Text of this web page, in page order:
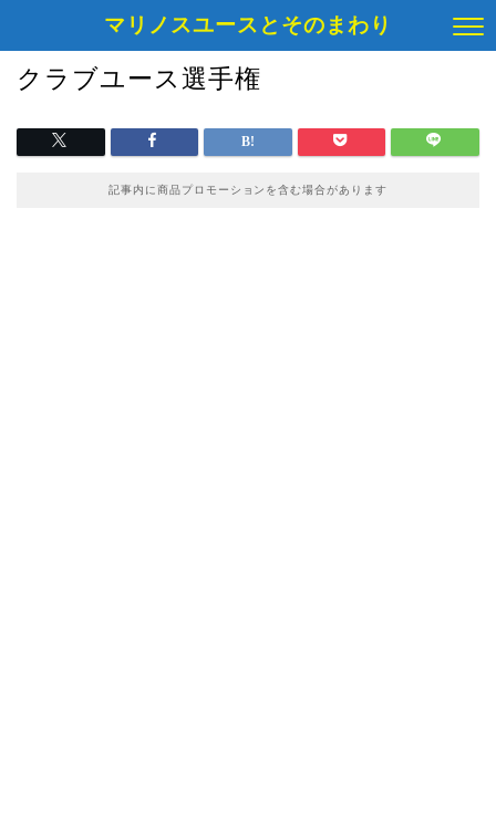
マリノスユースとそのまわり
クラブユース選手権
記事内に商品プロモーションを含む場合があります